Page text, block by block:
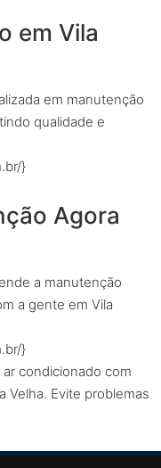
em Vila
em manutenção
qualidade e
}
Agora
a manutenção
a gente em Vila
}
condicionado com
Velha. Evite problemas